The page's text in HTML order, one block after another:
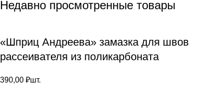
Недавно просмотренные товары
«Шприц Андреева» замазка для швов
рассеивателя из поликарбоната
390,00 ₽шт.